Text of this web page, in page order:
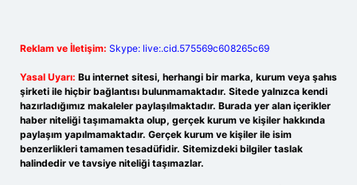
Reklam ve İletişim: Skype: live:.cid.575569c608265c69
Yasal Uyarı: Bu internet sitesi, herhangi bir marka, kurum veya şahıs
şirketi ile hiçbir bağlantısı bulunmamaktadır. Sitede yalnızca kendi
hazırladığımız makaleler paylaşılmaktadır. Burada yer alan içerikler
haber niteliği taşımamakta olup, gerçek kurum ve kişiler hakkında
paylaşım yapılmamaktadır. Gerçek kurum ve kişiler ile isim
benzerlikleri tamamen tesadüfidir. Sitemizdeki bilgiler taslak
halindedir ve tavsiye niteliği taşımazlar.